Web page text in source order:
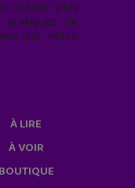
obtenir plus
de
sur notre
À LIRE
À VOIR
BOUTIQUE